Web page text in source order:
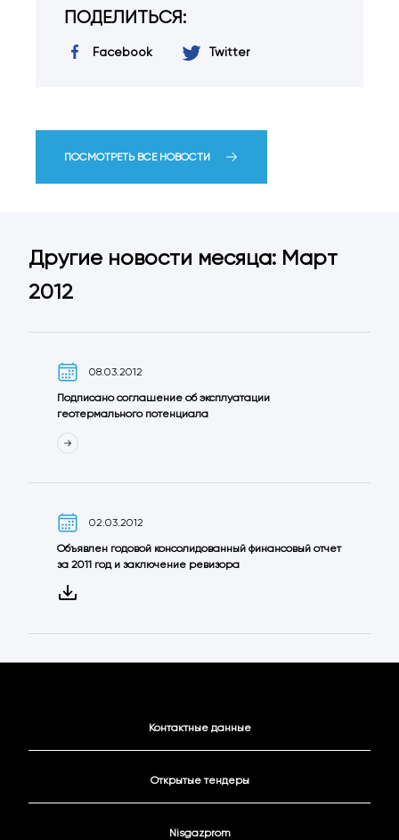
ПОДЕЛИТЬСЯ:
Facebook Twitter
ПОСМОТРЕТЬ ВСЕ НОВОСТИ
Другие новости месяца: Март
2012
08.03.2012
Подписано соглашение об эксплуатации
геотермального потенциала
02.03.2012
Объявлен годовой консолидованный финансовый отчет
за 2011 год и заключение ревизора
Контактные данные
Открытые тендеры
Nisgazprom